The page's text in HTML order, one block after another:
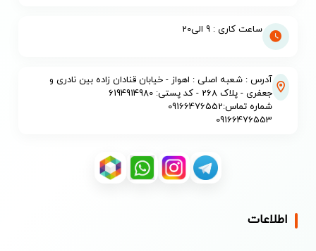
ساعت کاری : 9 الی20
آدرس : شعبه اصلی : اهواز - خیابان قنادان زاده بین نادری و
جعفری - پلاک 268 - کد پستی: 6194914980
شماره تماس:09166476552
09166476553
اطلاعات